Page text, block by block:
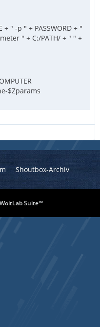
+ " -p " + PASSWORD + "
" + C:/PATH/ + " " +
$Zparams
Shoutbox-Archiv
WoltLab Suite™